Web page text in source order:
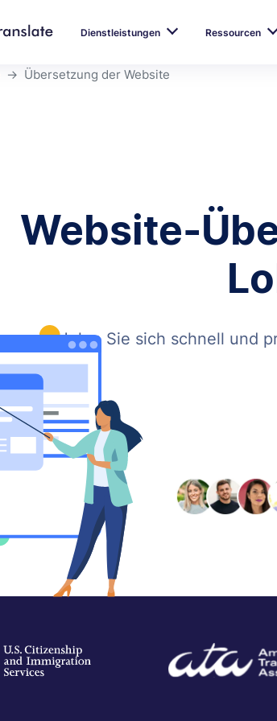
Dienstleistungen Ressourcen
Übersetzung der Website
Website-
Holen Sie sich schnell und